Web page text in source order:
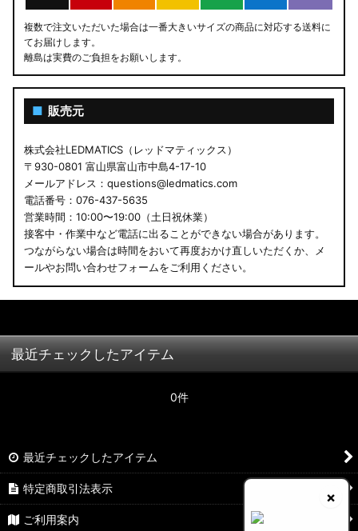
複数で注文いただいた場合は一番大きいサイズの商品に対応する送料に
てお届けします。
離島は実費のご負担をお願いします。
■ 販売元
株式会社LEDMATICS（レッドマティックス）
〒930-0801 富山県富山市中島4-17-10
メールアドレス：questions@ledmatics.com
電話番号：076-437-5635
営業時間：10:00〜19:00（土日祝休業）
接客中・作業中など電話に出ることができない場合があります。
つながらない場合は時間をおいて再度おかけ直しいただくか、メ
ールやお問い合わせフォームをご利用ください。
×
最近チェックしたアイテム
0件
最近チェックしたアイテム
特定商取引法表示
ご利用案内